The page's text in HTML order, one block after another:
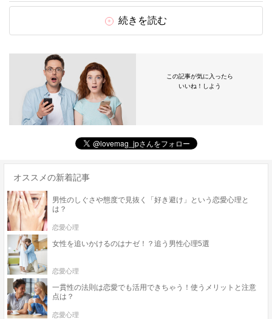
続きを読む
この記事が気に入ったら
いいね！しよう
オススメの新着記事
男性のしぐさや態度で見抜く「好き避け」という恋愛心理と
は？
恋愛心理
女性を追いかけるのはナゼ！？追う男性心理5選
恋愛心理
一貫性の法則は恋愛でも活用できちゃう！使うメリットと注意
点は？
恋愛心理